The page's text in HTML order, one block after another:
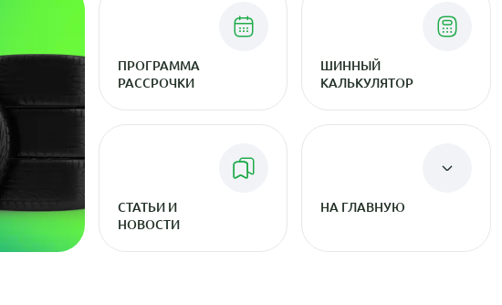
ПРОГРАММА
РАССРОЧКИ
ШИННЫЙ
КАЛЬКУЛЯТОР
СТАТЬИ И
НОВОСТИ
НА ГЛАВНУЮ